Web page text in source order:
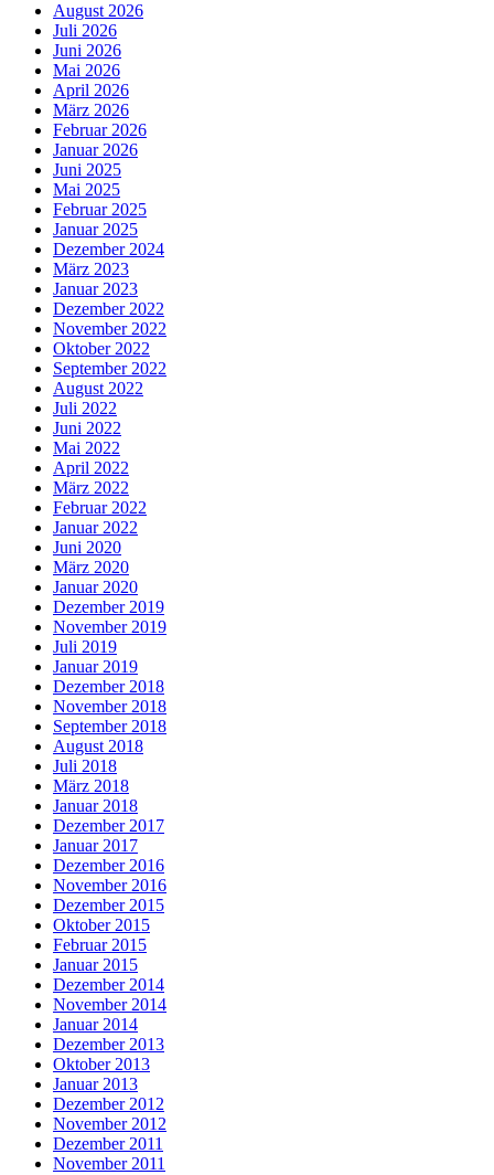
August 2026
Juli 2026
Juni 2026
Mai 2026
April 2026
März 2026
Februar 2026
Januar 2026
Juni 2025
Mai 2025
Februar 2025
Januar 2025
Dezember 2024
März 2023
Januar 2023
Dezember 2022
November 2022
Oktober 2022
September 2022
August 2022
Juli 2022
Juni 2022
Mai 2022
April 2022
März 2022
Februar 2022
Januar 2022
Juni 2020
März 2020
Januar 2020
Dezember 2019
November 2019
Juli 2019
Januar 2019
Dezember 2018
November 2018
September 2018
August 2018
Juli 2018
März 2018
Januar 2018
Dezember 2017
Januar 2017
Dezember 2016
November 2016
Dezember 2015
Oktober 2015
Februar 2015
Januar 2015
Dezember 2014
November 2014
Januar 2014
Dezember 2013
Oktober 2013
Januar 2013
Dezember 2012
November 2012
Dezember 2011
November 2011